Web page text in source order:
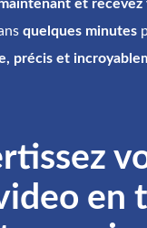
et recevez
quelques minutes
précis et
en